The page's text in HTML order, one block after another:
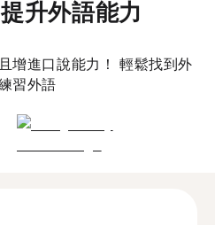
升外語能力
增進口說能力！ 輕鬆找到外
習外語